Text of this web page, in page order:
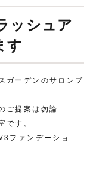
ッシュア
す
ガーデンのサロンブ
ご提案は勿論
です。
ファンデーショ